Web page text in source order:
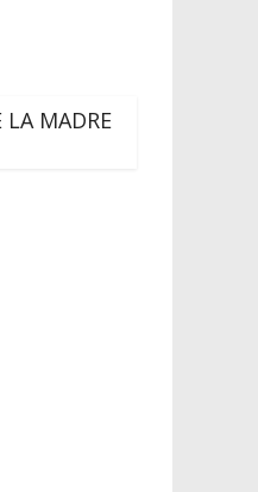
LA MADRE